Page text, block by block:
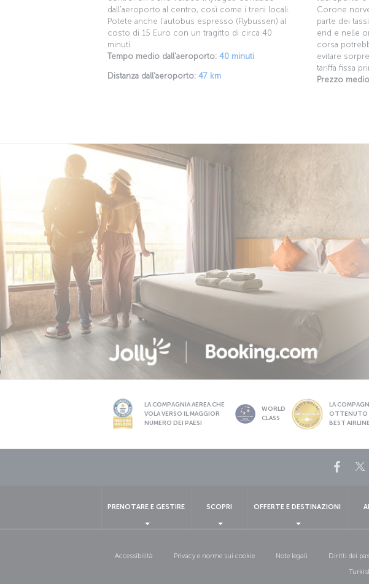
dall'aeroporto al centro, così come i treni locali.
Potete anche l'autobus espresso (Flybussen) al
costo di 15 Euro con un tragitto di circa 40
minuti.
Tempo medio dall'aeroporto: 40 minuti
Distanza dall'aeroporto: 47 km
Corone
parte dei
end e nelle
corsa
evitare
tariffa fissa
Prezzo
LA COMPAGNIA AEREA CHE
VOLA VERSO IL MAGGIOR
NUMERO DEI PAESI
WORLD
CLASS
LA
OTTENUTO
BEST
PRENOTARE E GESTIRE SCOPRI OFFERTE E DESTINAZIONI
Accessibilità Privacy e norme sui cookie Note legali Diritti dei